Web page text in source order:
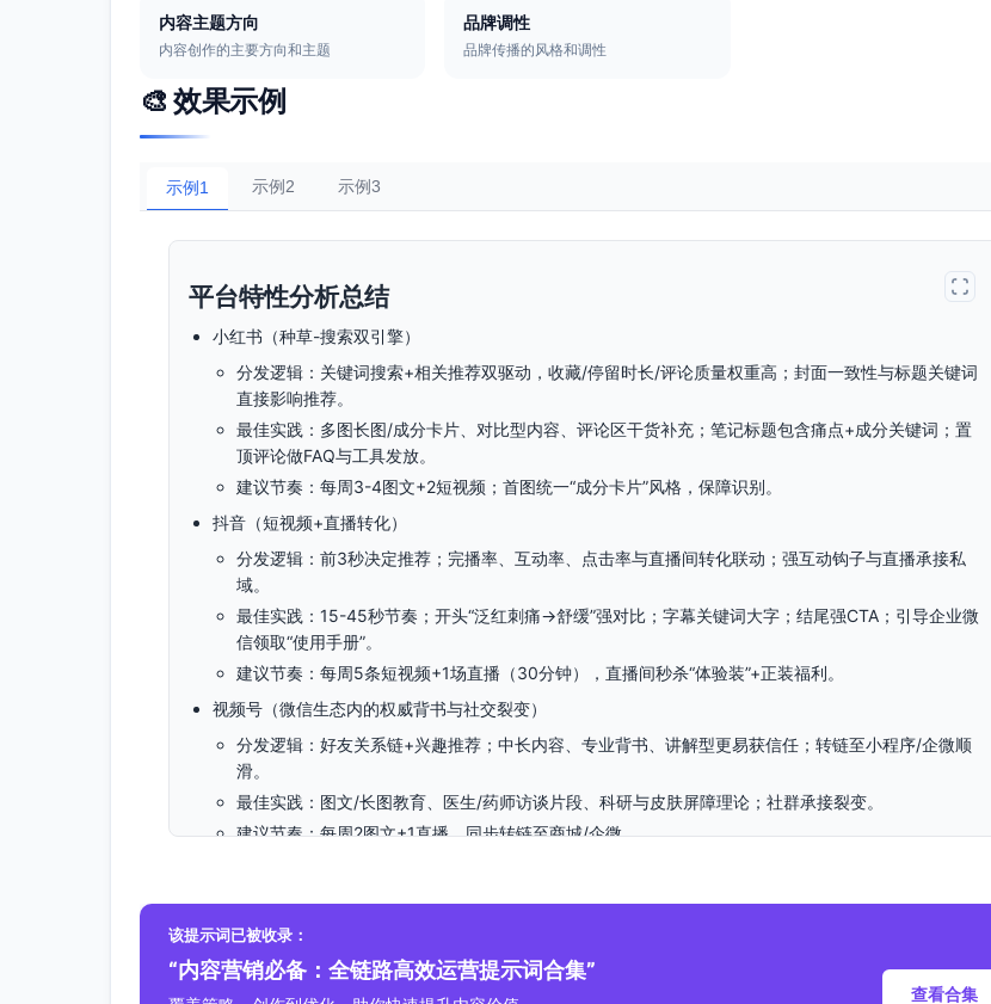
内容主题方向
内容创作的主要方向和主题
品牌调性
品牌传播的风格和调性
🎨 效果示例
示例1 示例2 示例3
平台特性分析总结
小红书（种草-搜索双引擎）
分发逻辑：关键词搜索+相关推荐双驱动，收藏/停留时长/评论质量权重高；封面一致性与标题关键词
直接影响推荐。
最佳实践：多图长图/成分卡片、对比型内容、评论区干货补充；笔记标题包含痛点+成分关键词；置
顶评论做FAQ与工具发放。
建议节奏：每周3-4图文+2短视频；首图统一“成分卡片”风格，保障识别。
抖音（短视频+直播转化）
分发逻辑：前3秒决定推荐；完播率、互动率、点击率与直播间转化联动；强互动钩子与直播承接私
域。
最佳实践：15-45秒节奏；开头“泛红刺痛→舒缓”强对比；字幕关键词大字；结尾强CTA；引导企业微
信领取“使用手册”。
建议节奏：每周5条短视频+1场直播（30分钟），直播间秒杀“体验装”+正装福利。
视频号（微信生态内的权威背书与社交裂变）
分发逻辑：好友关系链+兴趣推荐；中长内容、专业背书、讲解型更易获信任；转链至小程序/企微顺
滑。
最佳实践：图文/长图教育、医生/药师访谈片段、科研与皮肤屏障理论；社群承接裂变。
建议节奏：每周2图文+1直播，同步转链至商城/企微。
基本画像：25-35岁一二线女性，敏感肌、精简护肤、孕期可用关注人群；价格带100-300。
论抽奖。
该提示词已被收录：
“内容营销必备：全链路高效运营提示词合集”
查看合集